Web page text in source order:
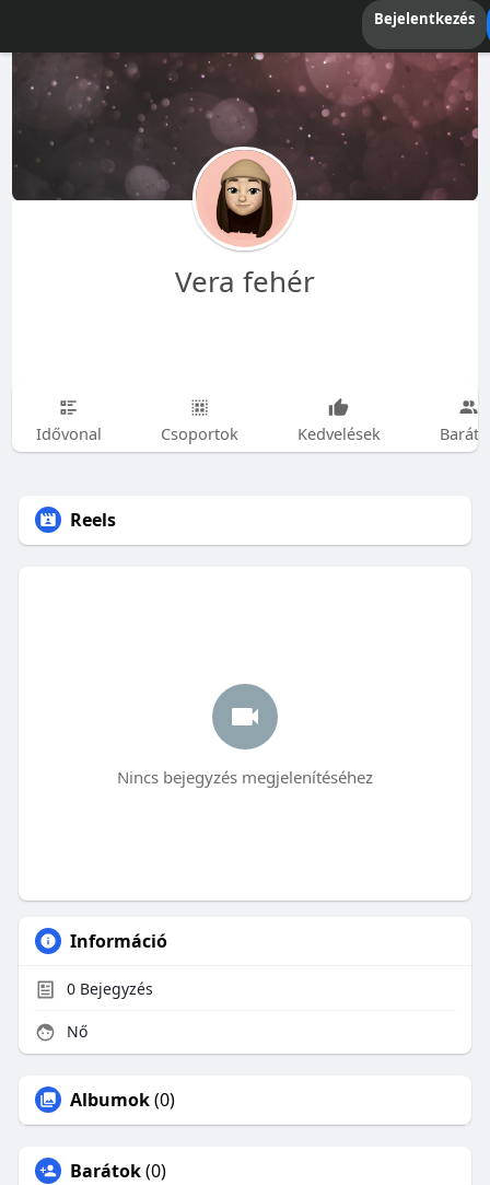
Bejelentkezés
Vera fehér
Idővonal Csoportok Kedvelések
Reels
Nincs bejegyzés megjelenítéséhez
Információ
0Bejegyzés
Nő
Albumok(0)
Barátok(0)